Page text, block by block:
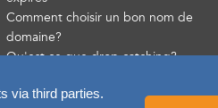
Comment choisir un bon nom de
domaine?
Qu'est ce que drop catching?
via third parties.